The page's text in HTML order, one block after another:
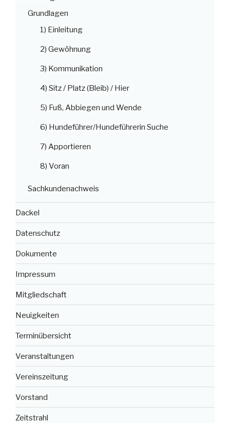
Grundlagen
1) Einleitung
2) Gewöhnung
3) Kommunikation
4) Sitz / Platz (Bleib) / Hier
5) Fuß, Abbiegen und Wende
6) Hundeführer/Hundeführerin Suche
7) Apportieren
8) Voran
Sachkundenachweis
Dackel
Datenschutz
Dokumente
Impressum
Mitgliedschaft
Neuigkeiten
Terminübersicht
Veranstaltungen
Vereinszeitung
Vorstand
Zeitstrahl